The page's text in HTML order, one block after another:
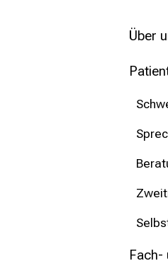
Über
Fach-